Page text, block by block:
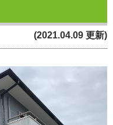
(2021.04.09 更新)